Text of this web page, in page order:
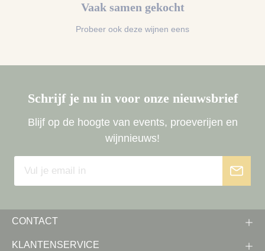
Vaak samen gekocht
Probeer ook deze wijnen eens
Schrijf je nu in voor onze nieuwsbrief
Blijf op de hoogte van events, proeverijen en
wijnnieuws!
CONTACT
KLANTENSERVICE